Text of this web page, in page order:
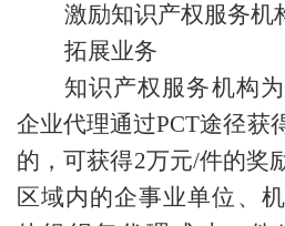
激励知识产权服务机
拓展业务
知识产权服务机构
企业代理通过PCT途径获
的，可获得2万元/件的奖
区域内的企事业单位、